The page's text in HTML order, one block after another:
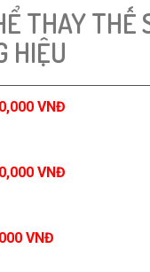
THAY
HIỆU
VNĐ
VNĐ
VNĐ